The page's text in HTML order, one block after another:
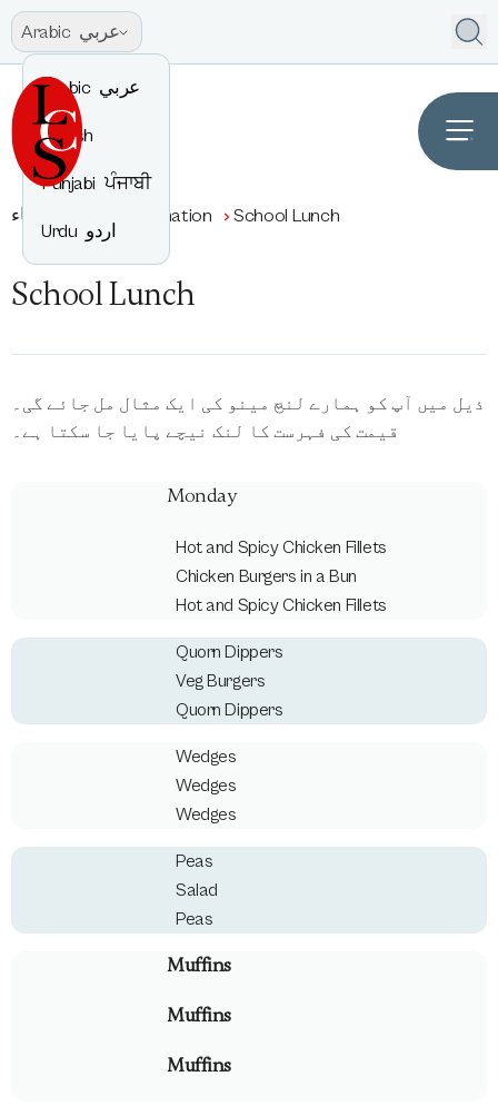
Arabic عربي
Arabic عربي
English
Punjabi ਪੰਜਾਬੀ
Urdu اردو
آباء General Information School Lunch
School Lunch
ذیل میں آپ کو ہمارے لنچ مینو کی ایک مثال مل جائے گی۔
قیمت کی فہرست کا لنک نیچے پایا جا سکتا ہے۔
Monday
Hot and Spicy Chicken Fillets
Chicken Burgers in a Bun
Hot and Spicy Chicken Fillets
Quorn Dippers
Veg Burgers
Quorn Dippers
Wedges
Wedges
Wedges
Peas
Salad
Peas
Muffins
Muffins
Muffins